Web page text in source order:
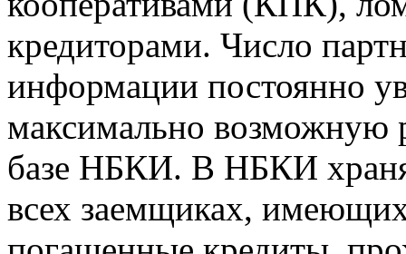
кредиторами. Число
информации постоянно
максимально возможную
базе НБКИ. В НБКИ
всех заемщиках,